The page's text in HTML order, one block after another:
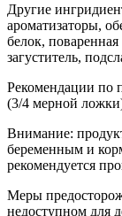
Другие
ароматизаторы,
белок,
загуститель,
Рекомендации по
(3/4 мерной
Внимание:
беременным и
рекомендуется
Меры
недоступном для